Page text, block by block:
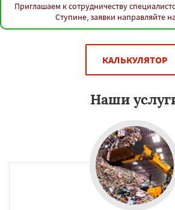
Приглашаем к сотрудничеству
Ступине, заявки направляйте на
КАЛЬКУЛЯТОР
Наши